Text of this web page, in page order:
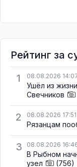
Рейтинг за
1
08.08.2026
Ушёл из
Свечников
2 08.08.2026 17:51
Рязанцам
3 08.08.2026
В Рыбном
узел
(756)